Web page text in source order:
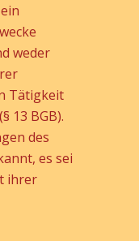
weder
Tätigkeit
13 BGB).
des
es sei
ihrer